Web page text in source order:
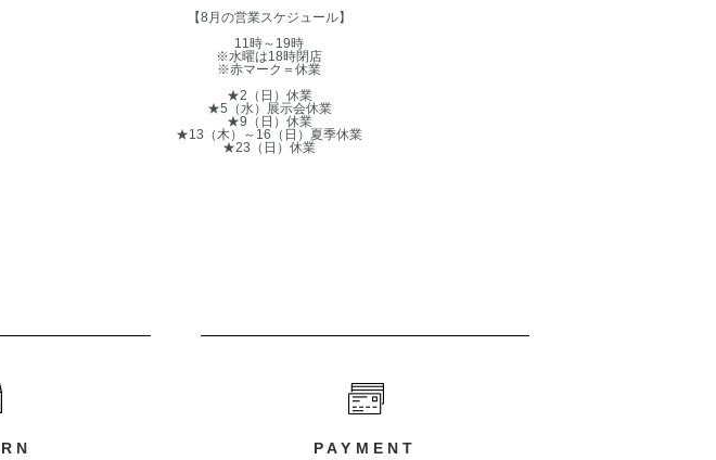
【8月の営業スケジュール】
11時～19時
※水曜は18時閉店
※赤マーク＝休業
★2（日）休業
★5（水）展示会休業
★9（日）休業
★13（木）～16（日）夏季休業
★23（日）休業
PAYMENT